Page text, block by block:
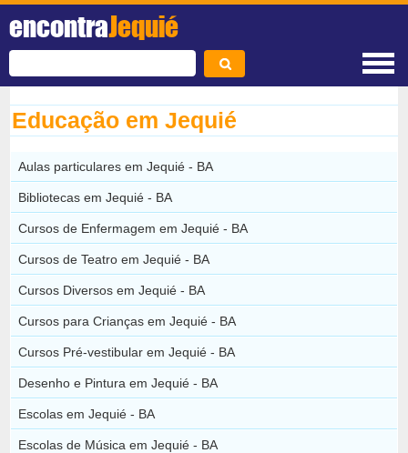
encontraJequié
Educação em Jequié
Aulas particulares em Jequié - BA
Bibliotecas em Jequié - BA
Cursos de Enfermagem em Jequié - BA
Cursos de Teatro em Jequié - BA
Cursos Diversos em Jequié - BA
Cursos para Crianças em Jequié - BA
Cursos Pré-vestibular em Jequié - BA
Desenho e Pintura em Jequié - BA
Escolas em Jequié - BA
Escolas de Música em Jequié - BA